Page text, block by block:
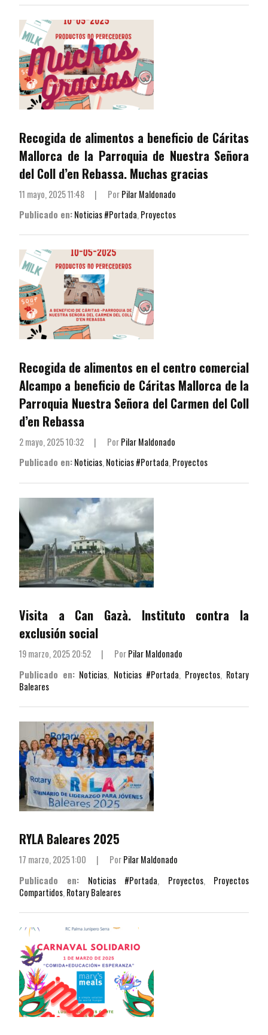
Recogida de alimentos a beneficio de Cáritas
Mallorca de la Parroquia de Nuestra Señora
del Coll d’en Rebassa. Muchas gracias
11 mayo, 2025 11:48 | PorPilar Maldonado
Publicado en:Noticias #Portada,Proyectos
Recogida de alimentos en el centro comercial
Alcampo a beneficio de Cáritas Mallorca de la
Parroquia Nuestra Señora del Carmen del Coll
d’en Rebassa
2 mayo, 2025 10:32 | PorPilar Maldonado
Publicado en:Noticias,Noticias #Portada,Proyectos
Visita a Can Gazà. Instituto contra la
exclusión social
19 marzo, 2025 20:52 | PorPilar Maldonado
Publicado en: Noticias, Noticias #Portada, Proyectos, Rotary
Baleares
RYLA Baleares 2025
17 marzo, 2025 1:00 | PorPilar Maldonado
Publicado en:
Noticias #Portada, Proyectos, Proyectos
Compartidos, Rotary Baleares